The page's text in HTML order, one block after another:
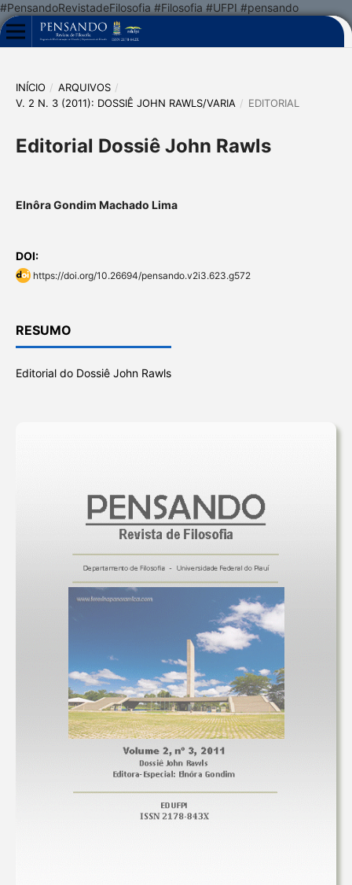
#PensandoRevistadeFilosofia #Filosofia #UFPI #pensando
INÍCIO / ARQUIVOS /
V. 2 N. 3 (2011): DOSSIÊ JOHN RAWLS/VARIA / EDITORIAL
Editorial Dossiê John Rawls
Elnôra Gondim Machado Lima
DOI:
https://doi.org/10.26694/pensando.v2i3.623.g572
RESUMO
Editorial do Dossiê John Rawls